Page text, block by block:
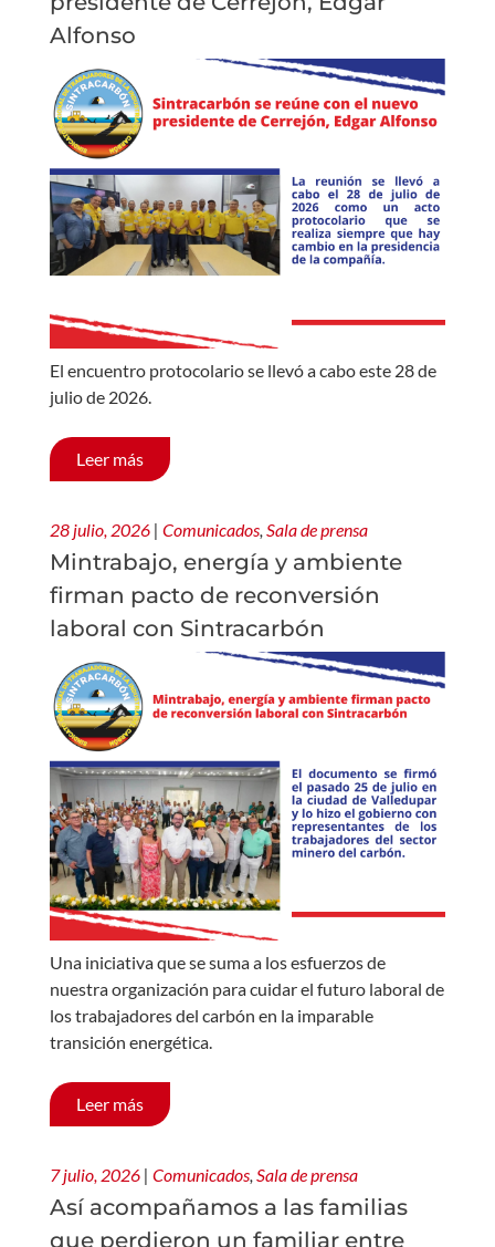
Alfonso
El encuentro protocolario se llevó a cabo este 28 de
julio de 2026.
Leer más
28 julio, 2026 | Comunicados Sala de prensa
Mintrabajo, energía y ambiente
firman pacto de reconversión
laboral con Sintracarbón
Una iniciativa que se suma a los esfuerzos de
nuestra organización para cuidar el futuro laboral de
los trabajadores del carbón en la imparable
transición energética.
Leer más
7 julio, 2026 | Comunicados Sala de prensa
Así acompañamos a las familias
que perdieron un familiar entre